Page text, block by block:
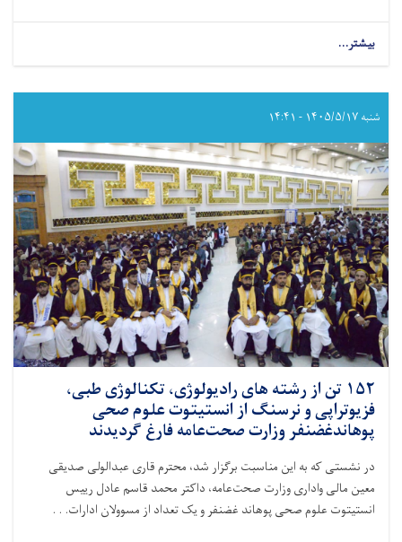
بیشتر...
در
تعداد
از
کشور،
از
هفته
جهانی
تغذیه
با
شیر
مادر
گرامی‌داشت
به
عمل
آمد
شنبه ۱۴۰۵/۵/۱۷ - ۱۴:۴۱
۱۵۲ تن از رشته های رادیولوژی، تکنالوژی طبی،
فزیوتراپی و نرسنگ از انستیتوت علوم صحی
پوهاندغضنفر وزارت صحت‌عامه فارغ گردیدند
در نشستی که به این مناسبت برگزار شد، محترم قاری عبدالولی صدیقی
معین مالی واداری وزارت صحت‌عامه، داکتر محمد قاسم عادل رییس
انستیتوت علوم صحی پوهاند غضنفر و یک تعداد از مسوولان ادارات. . .